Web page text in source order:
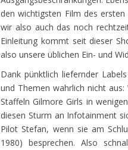
den wichtigsten Film des ersten
wir also auch das noch
Einleitung kommt seit dieser
also unsere üblichen Ein- und
Dank pünktlich liefernder
und Themen wahrlich nicht
Staffeln Gilmore Girls in
diesen Sturm an Infotainment
Pilot Stefan, wenn sie am
1980) besprechen. Also